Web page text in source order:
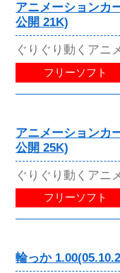
アニメーションカ
公開 21K)
ぐりぐり動くアニ
フリーソフト
アニメーションカ
公開 25K)
ぐりぐり動くアニ
フリーソフト
輪っか